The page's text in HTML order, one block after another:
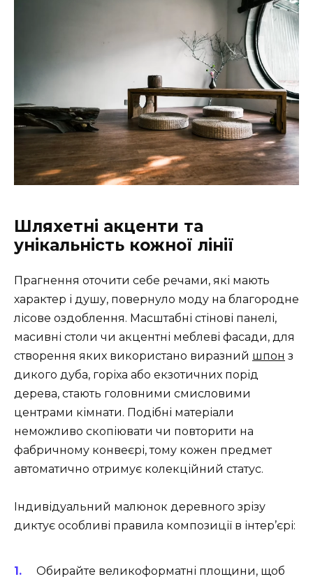
Шляхетні акценти та
унікальність кожної лінії
Прагнення оточити себе речами, які мають
характер і душу, повернуло моду на благородне
лісове оздоблення. Масштабні стінові панелі,
масивні столи чи акцентні меблеві фасади, для
створення яких використано виразний шпон з
дикого дуба, горіха або екзотичних порід
дерева, стають головними смисловими
центрами кімнати. Подібні матеріали
неможливо скопіювати чи повторити на
фабричному конвеєрі, тому кожен предмет
автоматично отримує колекційний статус.
Індивідуальний малюнок деревного зрізу
диктує особливі правила композиції в інтер’єрі:
Обирайте великоформатні площини, щоб